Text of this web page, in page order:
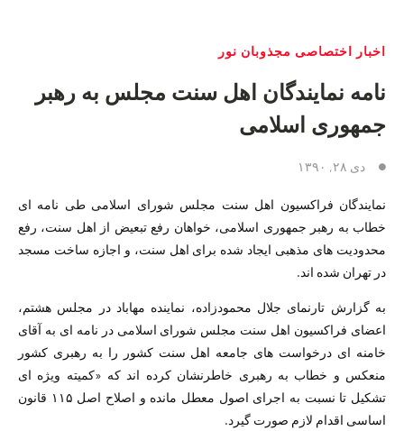
اخبار اختصاصی مجذوبان نور
نامه نمایندگان اهل سنت مجلس به رهبر
جمهوری اسلامی
دی ۲۸, ۱۳۹۰
نمایندگان فراکسیون اهل سنت مجلس شورای اسلامی طی نامه ای
خطاب به رهبر جمهوری اسلامی، خواهان رفع تبعیض از اهل سنت، رفع
محدودیت های مذهبی ایجاد شده برای اهل سنت، و اجازه ساخت مسجد
در تهران شده اند.
به گزارش تارنمای جلال محمودزاده، نماینده مهاباد در مجلس هشتم،
اعضای فراکسیون اهل سنت مجلس شورای اسلامی در نامه ای به آقای
خامنه ای درخواست های جامعه اهل سنت کشور را به رهبری کشور
منعکس و خطاب به رهبری خاطرنشان کرده اند که «کمیته ویژه ای
تشکیل تا نسبت به اجرای اصول معطل مانده و اصلاح اصل ۱۱۵ قانون
اساسی اقدام لازم صورت گیرد.